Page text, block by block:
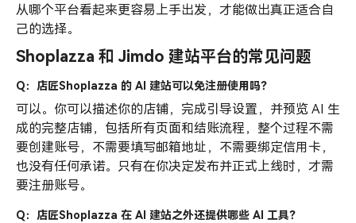
从哪个平台看起来更容易上手出发，才能做出真正适合自
己的选择。
Shoplazza 和 Jimdo 建站平台的常见问题
Q：店匠Shoplazza 的 AI 建站可以免注册使用吗？
可以。你可以描述你的店铺，完成引导设置，并预览 AI 生
成的完整店铺，包括所有页面和结账流程，整个过程不需
要创建账号，不需要填写邮箱地址，不需要绑定信用卡，
也没有任何承诺。只有在你决定发布并正式上线时，才需
要注册账号。
Q：店匠Shoplazza 在 AI 建站之外还提供哪些 AI 工具？